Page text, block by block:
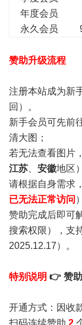
年度会员
永久会员
赞助升级流程
注册本站成为新
回）。
新手会员可先前
清大图；
若无法查看图片
江苏
安徽地区
请根据自身需求
已无法正常访问
赞助完成后即可
搜索权限），支
2025.12.17）。
特别说明 👉 赞
开通方式：因收
扫码连续赞助 2